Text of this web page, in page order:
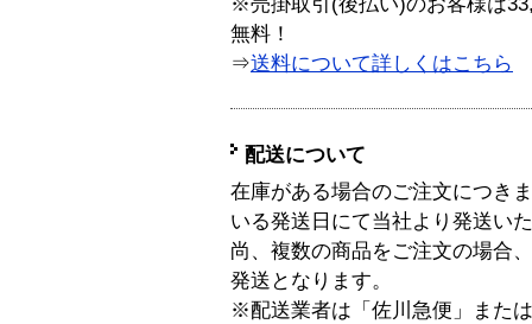
※売掛取引(後払い)のお客様は
無料！
⇒送料について詳しくはこちら
配送について
在庫がある場合のご注文につき
いる発送日にて当社より発送い
尚、複数の商品をご注文の場合
発送となります。
※配送業者は「佐川急便」また